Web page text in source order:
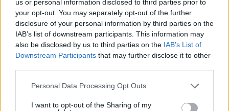
us or personal information disclosed to third parties prior to
your opt-out. You may separately opt-out of the further
disclosure of your personal information by third parties on the
IAB’s list of downstream participants. This information may
also be disclosed by us to third parties on the IAB’s List of
Downstream Participants that may further disclose it to other
Please note that this website/app uses one or more Google
not limited to your visit or usage behaviour. You may click to
Personal Data Processing Opt Outs
I want to opt-out of the Sharing of my
μόνοι σας στη θέση απολογούμενου;;;
ΑΠΑΝΤΗΣΗ
Για τα εκατομμύρια που χρωστα η εταιρεία
Μετανιωνεις για τις απατες? Μπααααααα
ΑΠΑΝΤΗΣΗ